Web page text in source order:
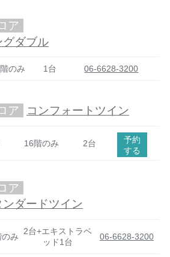
ア
グダブル
のみ 1台 06-6628-3200
ア コンフォートツイン
16階のみ 2台
予約
する
ア
ダードツイン
み
2台+エキストラベ
ッド1台
06-6628-3200